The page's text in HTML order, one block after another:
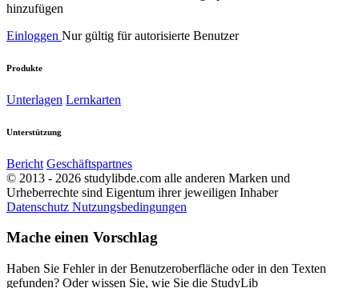
hinzufügen
Einloggen Nur gültig für autorisierte Benutzer
Produkte
Unterlagen Lernkarten
Unterstützung
Bericht Geschäftspartnes
© 2013 - 2026 studylibde.com alle anderen Marken und
Urheberrechte sind Eigentum ihrer jeweiligen Inhaber
Datenschutz Nutzungsbedingungen
Mache einen Vorschlag
Haben Sie Fehler in der Benutzeroberfläche oder in den Texten
gefunden? Oder wissen Sie, wie Sie die StudyLib